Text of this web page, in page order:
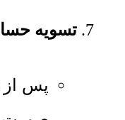
تسویه
پس از